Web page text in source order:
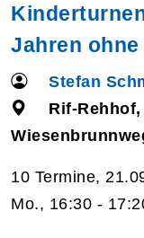
Jahren
Stefan
Rif-
10 Termine,
Mo., 16:30 -